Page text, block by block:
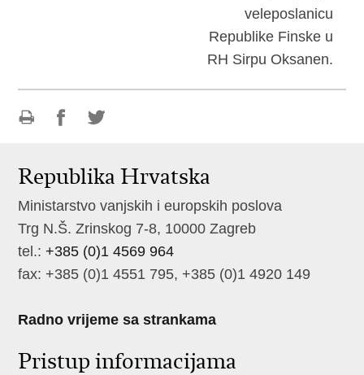
veleposlanicu
Republike Finske u
RH Sirpu Oksanen.
Facebooku
Twitteru
Republika Hrvatska
Ministarstvo vanjskih i europskih poslova
Trg N.Š. Zrinskog 7-8, 10000 Zagreb
tel.:+385 (0)1 4569 964
fax: +385 (0)1 4551 795, +385 (0)1 4920 149
Radno vrijeme sa strankama
Pristup informacijama